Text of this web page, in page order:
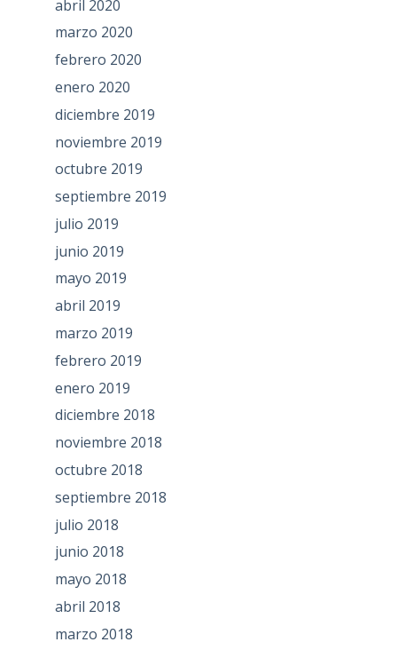
abril 2020
marzo 2020
febrero 2020
enero 2020
diciembre 2019
noviembre 2019
octubre 2019
septiembre 2019
julio 2019
junio 2019
mayo 2019
abril 2019
marzo 2019
febrero 2019
enero 2019
diciembre 2018
noviembre 2018
octubre 2018
septiembre 2018
julio 2018
junio 2018
mayo 2018
abril 2018
marzo 2018